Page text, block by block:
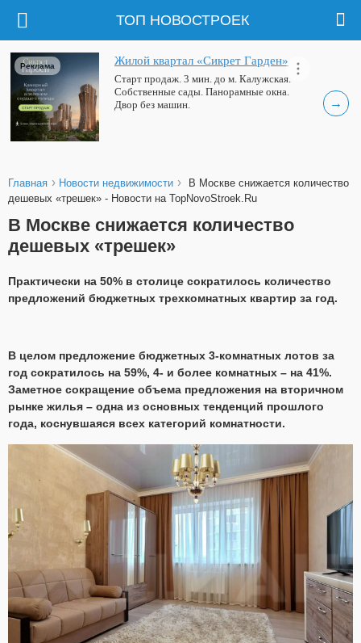
ТОП НОВОСТРОЕК
→
Жилой квартал «Сикрет Гарден»
Старт продаж. 3 мин. до м. Калужская.
Собственные сады. Панорамные окна.
Двор без машин.
Реклама
Главная › Новости недвижимости ›
В Москве снижается количество
дешевых «трешек» - Новости на TopNovoStroek.Ru
В Москве снижается количество
дешевых «трешек»
Практически на 50% в столице сократилось количество
предложений бюджетных трехкомнатных квартир за год.
В целом предложение бюджетных 3-комнатных лотов за
год сократилось на 59%, 4- и более комнатных – на 41%.
Заметное сокращение объема предложения на вторичном
рынке жилья – одна из основных тенденций прошлого
года, коснувшаяся всех категорий комнатности.